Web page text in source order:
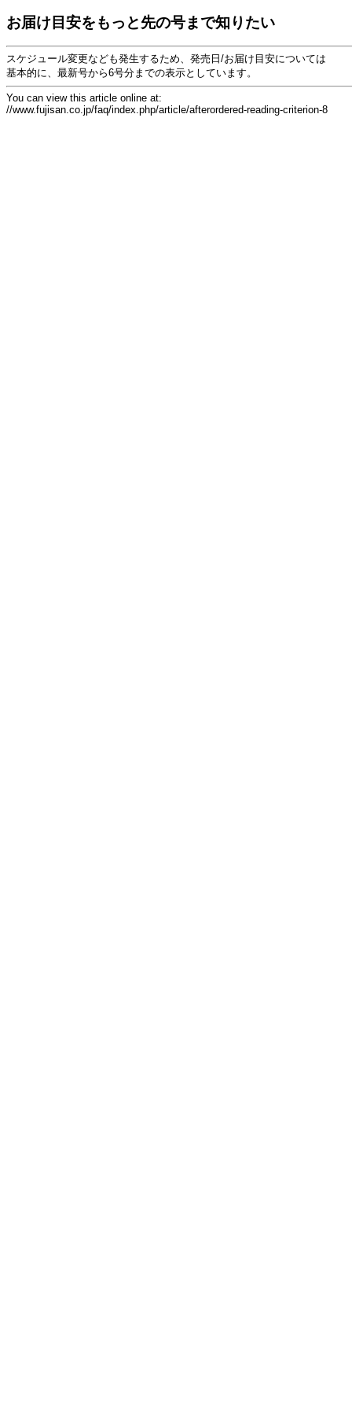
お届け目安をもっと先の号まで知りたい
スケジュール変更なども発生するため、発売日/お届け目安については
基本的に、最新号から6号分までの表示としています。
You can view this article online at:
//www.fujisan.co.jp/faq/index.php/article/afterordered-reading-criterion-8